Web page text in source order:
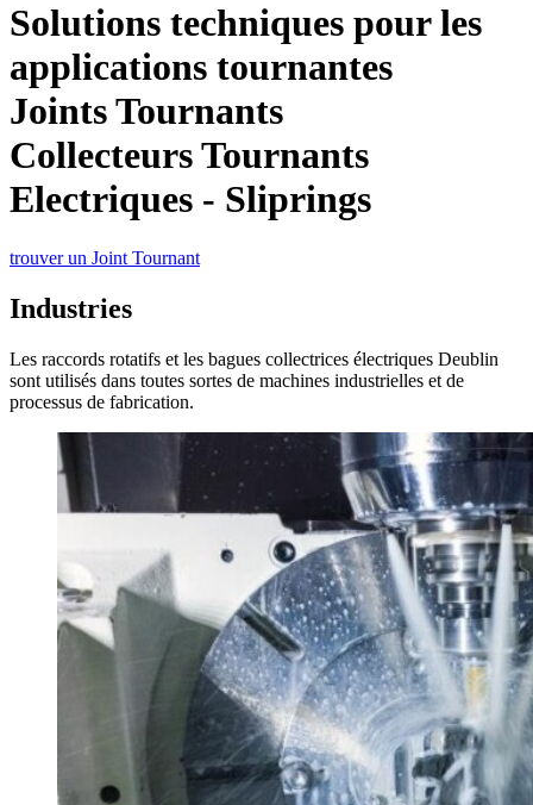
Solutions techniques pour les
applications tournantes
Joints Tournants
Collecteurs Tournants
Electriques - Sliprings
trouver un Joint Tournant
Industries
Les raccords rotatifs et les bagues collectrices électriques Deublin
sont utilisés dans toutes sortes de machines industrielles et de
processus de fabrication.